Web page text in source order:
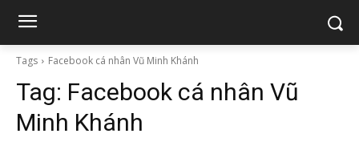
Tags Facebook cá nhân Vũ Minh Khánh
Tag: Facebook cá nhân Vũ
Minh Khánh